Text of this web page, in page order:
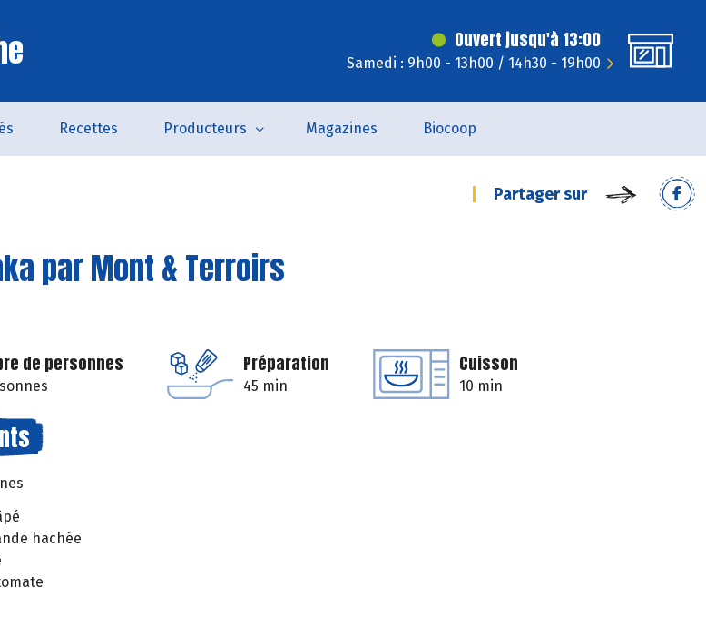
Ouvert jusqu'à 13:00
Samedi : 9h00 - 13h00 / 14h30 - 19h00
Recettes Producteurs Magazines Biocoop
Partager sur
par Mont & Terroirs
de personnes Préparation
45 min
Cuisson
10 min
hachée